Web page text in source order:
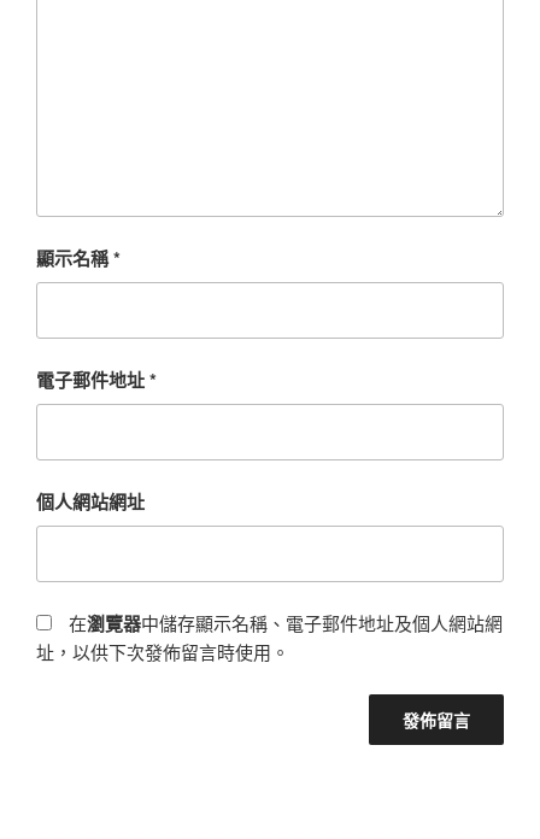
顯示名稱*
電子郵件地址*
個人網站網址
在瀏覽器中儲存顯示名稱、電子郵件地址及個人網站網
址，以供下次發佈留言時使用。